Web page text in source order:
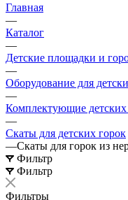
Главная
—
Каталог
—
Детские площадки и
—
Оборудование для
—
Комплектующие
—
Скаты для детских горок
—Скаты для горок из
Фильтр
Фильтр
Фильтры